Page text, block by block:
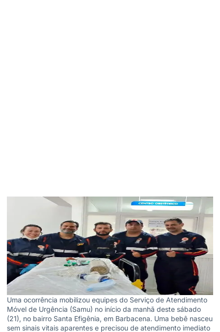
Uma ocorrência mobilizou equipes do Serviço de Atendimento
Móvel de Urgência (Samu) no início da manhã deste sábado
(21), no bairro Santa Efigênia, em Barbacena. Uma bebê nasceu
sem sinais vitais aparentes e precisou de atendimento imediato